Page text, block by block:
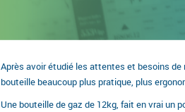
Après avoir étudié les attentes et besoins de
bouteille beaucoup plus pratique, plus
Une bouteille de gaz de 12kg, fait en vrai un